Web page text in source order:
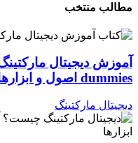
مطالب منتخب
dummies اصول و ابزارها
دیجیتال مارکتینگ